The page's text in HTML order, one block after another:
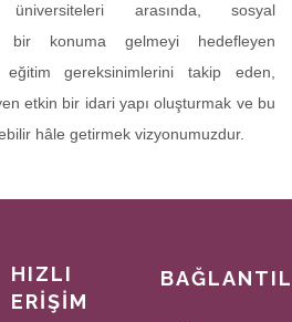
üniversiteleri arasında, sosyal
bir konuma gelmeyi hedefleyen
eğitim gereksinimlerini takip eden,
etkin bir idari yapı oluşturmak ve bu
hâle getirmek vizyonumuzdur.
HIZLI
ERİŞİM